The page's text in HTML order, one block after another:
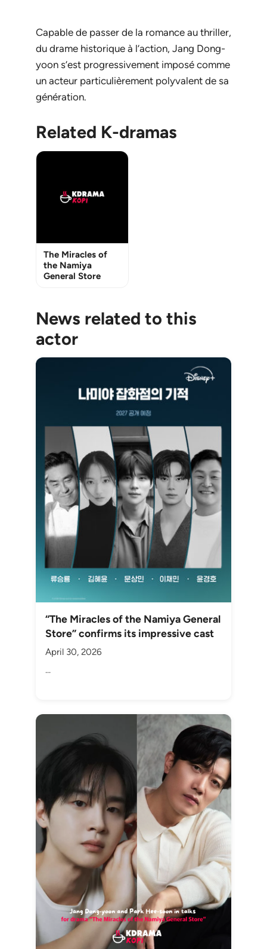
Capable de passer de la romance au thriller,
du drame historique à l’action, Jang Dong-
yoon s’est progressivement imposé comme
un acteur particulièrement polyvalent de sa
génération.
Related K-dramas
The Miracles of
the Namiya
General Store
News related to this
actor
“The Miracles of the Namiya General
Store” confirms its impressive cast
April 30, 2026
...